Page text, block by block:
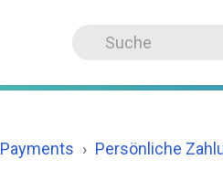
Persönliche